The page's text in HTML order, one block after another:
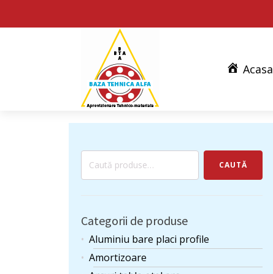
Acasa
Caută
CAUTĂ
Categorii de produse
Aluminiu bare placi profile
Amortizoare